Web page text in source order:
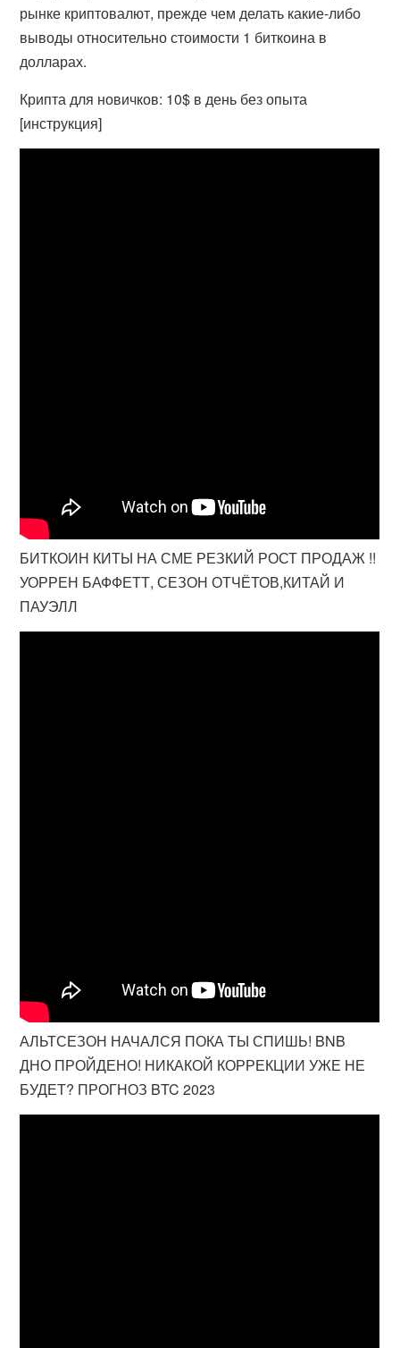
рынке криптовалют, прежде чем делать какие-либо
выводы относительно стоимости 1 биткоина в
долларах.
Крипта для новичков: 10$ в день без опыта
[инструкция]
БИТКОИН КИТЫ НА СМЕ РЕЗКИЙ РОСТ ПРОДАЖ !!
УОРРЕН БАФФЕТТ, СЕЗОН ОТЧЁТОВ,КИТАЙ И
ПАУЭЛЛ
АЛЬТСЕЗОН НАЧАЛСЯ ПОКА ТЫ СПИШЬ! BNB
ДНО ПРОЙДЕНО! НИКАКОЙ КОРРЕКЦИИ УЖЕ НЕ
БУДЕТ? ПРОГНОЗ BTC 2023